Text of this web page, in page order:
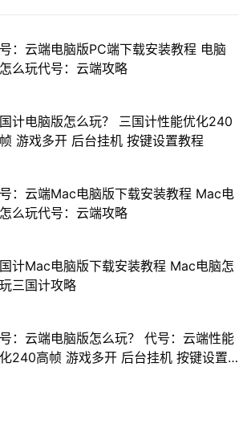
：云端电脑版PC端下载安装教程 电脑
么玩代号：云端攻略
计电脑版怎么玩？ 三国计性能优化240
游戏多开 后台挂机 按键设置教程
：云端Mac电脑版下载安装教程 Mac电
么玩代号：云端攻略
计Mac电脑版下载安装教程 Mac电脑怎
三国计攻略
：云端电脑版怎么玩？ 代号：云端性能
240高帧 游戏多开 后台挂机 按键设置